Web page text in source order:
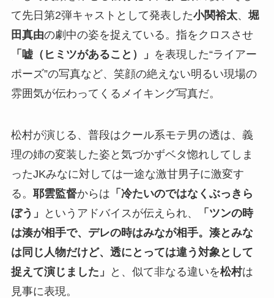
て先日第2弾キャストとして発表した小関裕太、堀
田真由の劇中の姿を捉えている。指をクロスさせ
「嘘（ヒミツがあること）」 を表現した“ライアー
ポーズ”の写真など、笑顔の絶えない明るい現場の
雰囲気が伝わってくるメイキング写真だ。
松村が演じる、普段はクール系モテ男の透は、義
理の姉の変装した姿と気づかずベタ惚れしてしま
ったJKみなに対しては一途な激甘男子に激変す
る。 耶雲監督からは 「冷たいのではなくぶっきら
ぼう」
というアドバイスが伝えられ、
「ツンの時
は湊が相手で、デレの時はみなが相手。湊とみな
は同じ人物だけど、透にとっては違う対象として
捉えて演じました」
と、似て非なる違いを松村は
見事に表現。